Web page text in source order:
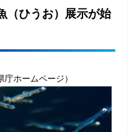
（ひうお）展示が始
庁ホームページ）